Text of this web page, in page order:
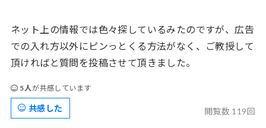
ネット上の情報では色々探しているみたのですが、広告
での入れ方以外にピンっとくる方法がなく、ご教授して
頂ければと質問を投稿させて頂きました。
閲覧数 119回
5人が共感しています
共感した